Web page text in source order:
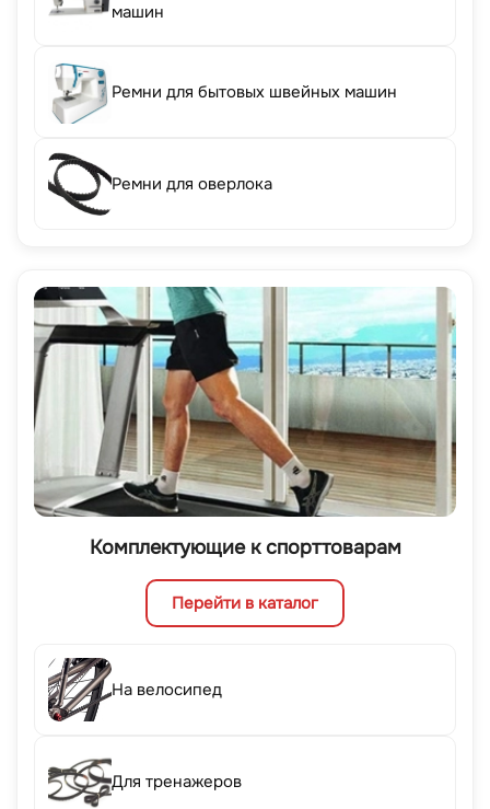
машин
Ремни для бытовых швейных машин
Ремни для оверлока
Комплектующие к спорттоварам
Перейти в каталог
На велосипед
Для тренажеров